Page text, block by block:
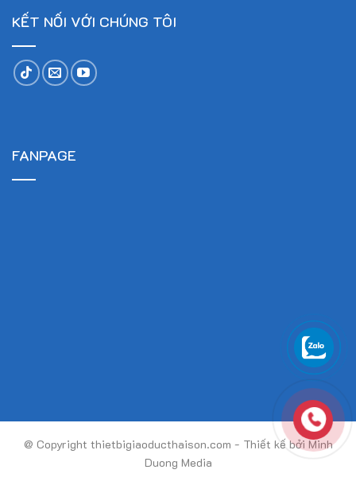
KẾT NỐI VỚI CHÚNG TÔI
FANPAGE
@ Copyright thietbigiaoducthaison.com - Thiết kế bởi Minh
Duong Media